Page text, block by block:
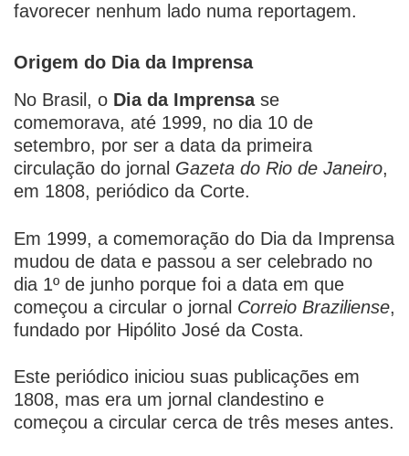
favorecer nenhum lado numa reportagem.
Origem do Dia da Imprensa
No Brasil, o Dia da Imprensase
comemorava, até 1999, no dia 10 de
setembro, por ser a data da primeira
circulação do jornal Gazeta do Rio de Janeiro,
em 1808, periódico da Corte.
Em 1999, a comemoração do Dia da Imprensa
mudou de data e passou a ser celebrado no
dia 1º de junho porque foi a data em que
começou a circular o jornal Correio Braziliense,
fundado por Hipólito José da Costa.
Este periódico iniciou suas publicações em
1808, mas era um jornal clandestino e
começou a circular cerca de três meses antes.